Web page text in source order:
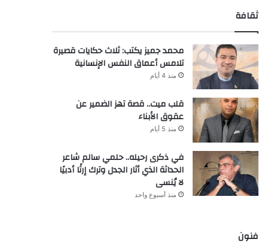
ثقافة
محمد جميز يكتب: ثلاث حكايات قصيرة
تلامس أعماق النفس الإنسانية
منذ 4 أيام
قلب ميت.. قصة تهز الضمير عن
عقوق الأبناء
منذ 5 أيام
في ذكرى رحيله.. حلمي سالم شاعر
الحداثة الذي أثار الجدل وترك إرثًا أدبيًا
لا يُنسى
منذ أسبوع واحد
فنون